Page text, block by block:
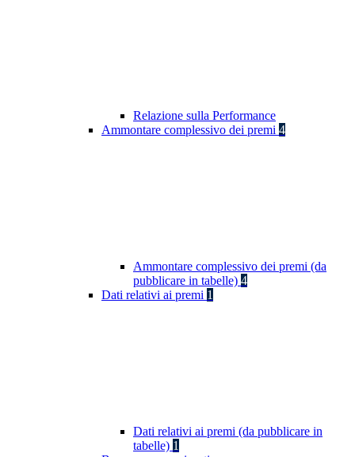
Relazione sulla Performance
Ammontare complessivo dei premi 4
Ammontare complessivo dei premi (da
pubblicare in tabelle) 4
Dati relativi ai premi 1
Dati relativi ai premi (da pubblicare in
tabelle) 1